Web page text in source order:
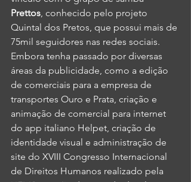
Prettos , conhecido pelo projeto
Quintal dos Pretos, que possui mais de
75mil seguidores nas redes sociais.
Embora tenha passado por diversas
áreas da publicidade, como a edição
de comerciais para a empresa de
transportes Ouro e Prata, criação e
animação de comercial para internet
do app italiano Helpet, criação de
identidade visual e administração de
site do XVIII Congresso Internacional
de Direitos Humanos realizado pela